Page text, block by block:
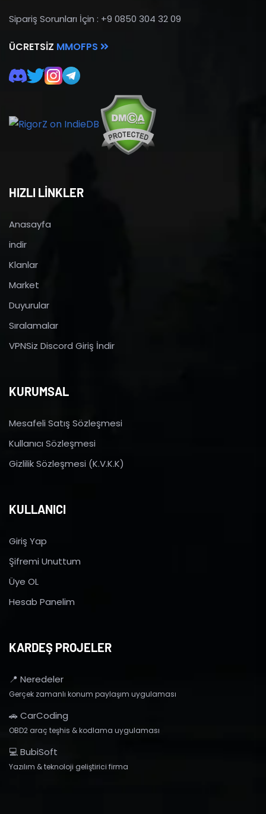
Sipariş Sorunları İçin : +9 0850 304 32 09
ÜCRETSIZ MMOFPS
HIZLI LİNKLER
Anasayfa
indir
Klanlar
Market
Duyurular
Sıralamalar
VPNSiz Discord Giriş İndir
KURUMSAL
Mesafeli Satış Sözleşmesi
Kullanıcı Sözleşmesi
Gizlilik Sözleşmesi (K.V.K.K)
KULLANICI
Giriş Yap
Şifremi Unuttum
Üye OL
Hesab Panelim
KARDEŞ PROJELER
📍 Neredeler
Gerçek zamanlı konum paylaşım uygulaması
🚗 CarCoding
OBD2 araç teşhis & kodlama uygulaması
💻 BubiSoft
Yazılım & teknoloji geliştirici firma